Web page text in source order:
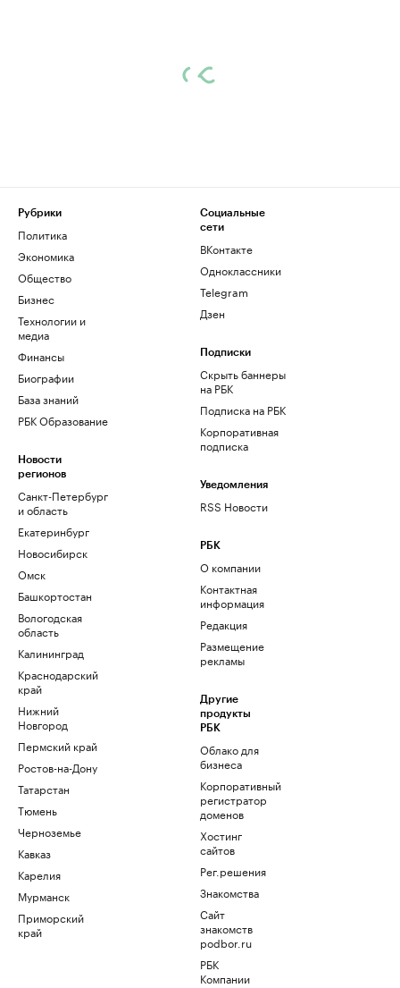
Рубрики
Политика
Экономика
Общество
Бизнес
Технологии и
медиа
Финансы
Биографии
База знаний
РБК Образование
Новости
регионов
Санкт-Петербург
и область
Екатеринбург
Новосибирск
Омск
Башкортостан
Вологодская
область
Калининград
Краснодарский
край
Нижний
Новгород
Пермский край
Ростов-на-Дону
Татарстан
Тюмень
Черноземье
Кавказ
Карелия
Мурманск
Приморский
край
Социальные
сети
ВКонтакте
Одноклассники
Telegram
Дзен
Подписки
Скрыть баннеры
на РБК
Подписка на РБК
Корпоративная
подписка
Уведомления
RSS Новости
РБК
О компании
Контактная
информация
Редакция
Размещение
рекламы
Другие
продукты
РБК
Облако для
бизнеса
Корпоративный
регистратор
доменов
Хостинг
сайтов
Рег.решения
Знакомства
Сайт
знакомств
podbor.ru
РБК
Компании